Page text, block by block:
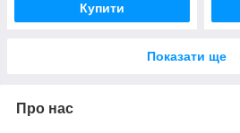
Купити
Показати ще
Про нас